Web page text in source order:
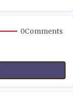
0Comments